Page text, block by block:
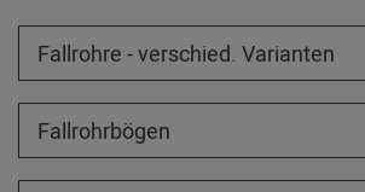
Fallrohre - verschied. Varianten
Fallrohrbögen